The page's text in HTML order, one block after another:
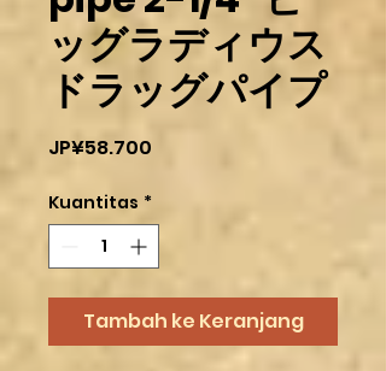
ッグラディウス
ドラッグパイプ
JP¥58.700
Kuantitas *
Tambah ke Keranjang